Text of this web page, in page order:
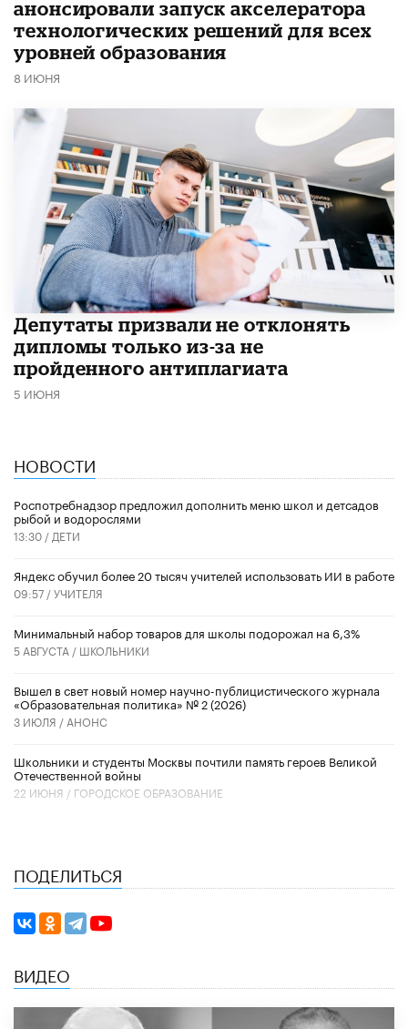
анонсировали запуск акселератора
технологических решений для всех
уровней образования
8 ИЮНЯ
Депутаты призвали не отклонять
дипломы только из-за не
пройденного антиплагиата
5 ИЮНЯ
НОВОСТИ
Роспотребнадзор предложил дополнить меню школ и детсадов
рыбой и водорослями
13:30 / ДЕТИ
​Яндекс обучил более 20 тысяч учителей использовать ИИ в работе
09:57 /УЧИТЕЛЯ
Минимальный набор товаров для школы подорожал на 6,3%
5 АВГУСТА / ШКОЛЬНИКИ
Вышел в свет новый номер научно-публицистического журнала
«Образовательная политика» № 2 (2026)
3 ИЮЛЯ / АНОНС
Школьники и студенты Москвы почтили память героев Великой
Отечественной войны
22 ИЮНЯ / ГОРОДСКОЕ ОБРАЗОВАНИЕ
ПОДЕЛИТЬСЯ
ВИДЕО